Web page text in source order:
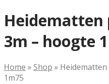
Heidematten
3m – hoogte
Home » Shop »
1m75